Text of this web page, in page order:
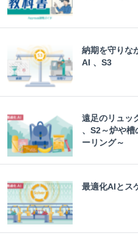
納期を守りな
AI 、S3
遠足のリュッ
、S2～炉や槽
ーリング～
最適化AIとス